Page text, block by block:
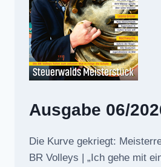
Ausgabe 06/
Die Kurve gekriegt:
BR Volleys | „Ich gehe mit